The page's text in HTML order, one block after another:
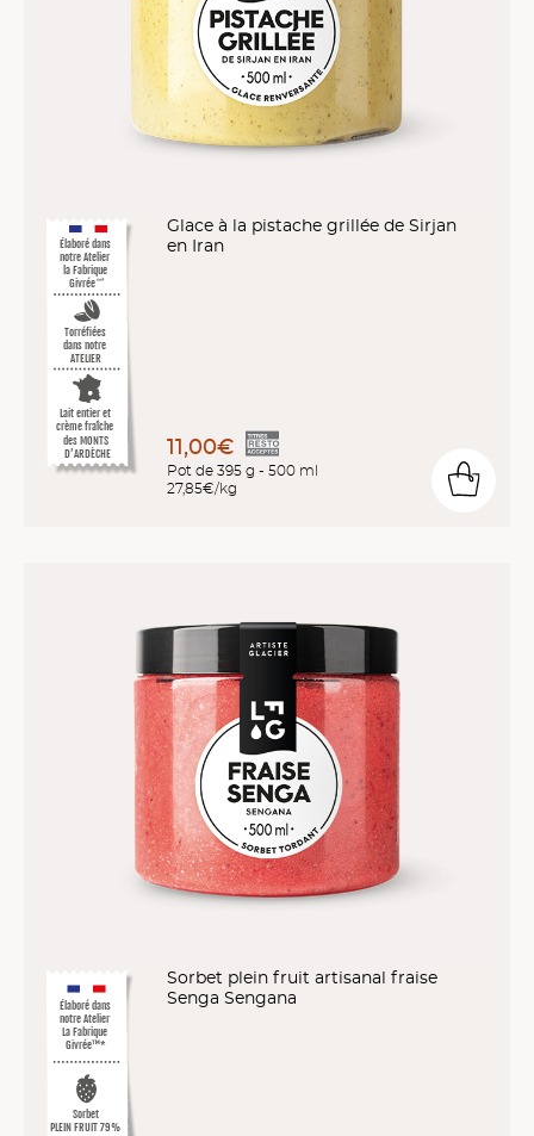
Élaboré dans
notre Atelier
la Fabrique
Givrée ™*
Lait entier et
crème fraîche
des MONTS
D’ARDÈCHE
Torréfiées
dans notre
ATELIER
Glace à la pistache grillée de Sirjan
en Iran
11,00€
Pot de 395 g - 500 ml
27,85€/kg
Sorbet
PLEIN FRUIT 79%
Élaboré dans
notre Atelier
La Fabrique
Givrée™*
Sorbet plein fruit artisanal fraise
Senga Sengana